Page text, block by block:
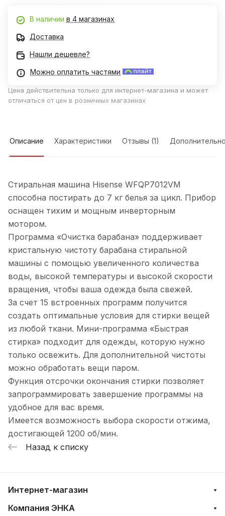
В наличии в 4 магазинах
Доставка
Нашли дешевле?
Можно оплатить частями
Цена действительна только для интернет-магазина и может
отличаться от цен в розничных магазинах
Описание Характеристики Отзывы (1)
Стиральная машина Hisense WFQP7012VM
способна постирать до 7 кг белья за цикл. Прибор
оснащен тихим и мощным инверторным
мотором.
Программа «Очистка барабана» поддерживает
кристальную чистоту барабана стиральной
машины с помощью увеличенного количества
воды, высокой температуры и высокой скорости
вращения, чтобы ваша одежда была свежей.
За счет 15 встроенных программ получится
создать оптимальные условия для стирки вещей
из любой ткани. Мини-программа «Быстрая
стирка» подходит для одежды, которую нужно
только освежить. Для дополнительной чистоты
можно обработать вещи паром.
Функция отсрочки окончания стирки позволяет
запрограммировать завершение программы на
удобное для вас время.
Имеется возможность выбора скорости отжима,
достигающей 1200 об/мин.
Назад к списку
Интернет-магазин
Компания ЭНКА